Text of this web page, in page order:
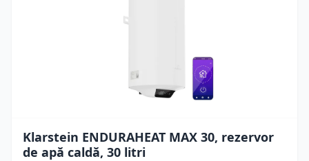
Klarstein ENDURAHEAT MAX 30, rezervor
de apă caldă, 30 litri